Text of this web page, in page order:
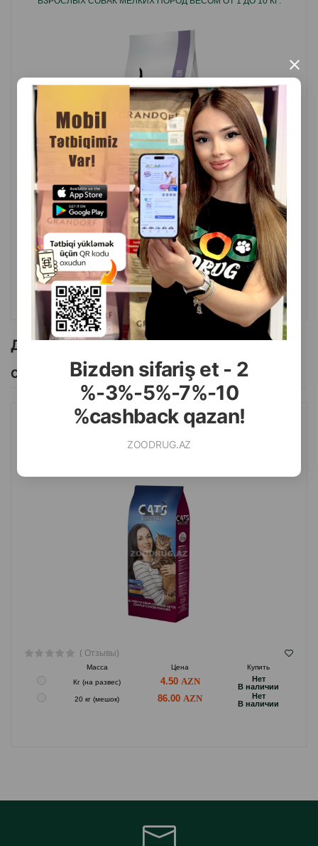
Bizdən sifariş et - 2
%-3%-5%-7%-10
%cashback qazan!
ZOODRUG.AZ
×
( Отзывы)
Масса Цена
Купить
Кг (на развес)
17.00
7.5 кг (мешок) 127.50
КУПИТЬ
Другие товоры бренда
Смотреть Все
СУХОЙ КОРМ ORTIN CATS BASIC LINE ДЛЯ ВЗРОСЛЫХ КОШЕК
СО ВКУСОМ ГОВЯДИНЫ И КУРИЦЫ 20КГ
( Отзывы)
Масса Цена
Купить
Кг (на развес)
4.50
Hет
B наличии
20 кг (мешок) 86.00
Hет
B наличии